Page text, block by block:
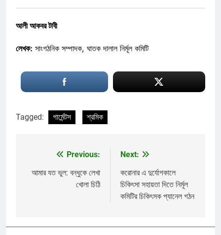
আলী আকবর টাবী
লেখক: সাংগঠনিক সম্পাদক, ঘাতক দালাল নির্মূল কমিটি
Tagged: গার্মেন্টস শ্রমিক
navigation
Previous:
আমার যত ভুল: বন্ধুকে লেখা
খোলা চিঠি
Next:
করোনার এ দুর্যোগকালে
চিকিৎসা সহায়তা দিতে নির্মূল
কমিটির চিকিৎসক প্যানেল গঠন